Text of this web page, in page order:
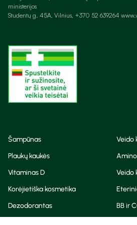
ministerijos
Studentų g. 45A, Vilnius, +370 52 639264
Šampūnas
Veido
Plaukų kaukės
Vitaminas D
Veido
Korėjietiška kosmetika
Dezodorantas
BB ir